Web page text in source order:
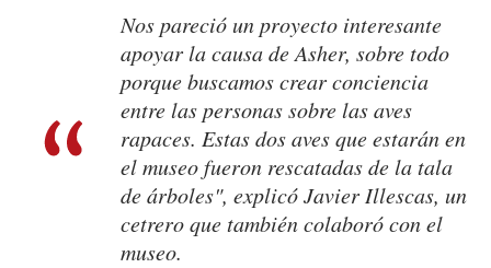
Nos pareció un proyecto interesante
apoyar la causa de Asher, sobre todo
porque buscamos crear conciencia
entre las personas sobre las aves
rapaces. Estas dos aves que estarán en
el museo fueron rescatadas de la tala
de árboles", explicó Javier Illescas, un
cetrero que también colaboró con el
museo.